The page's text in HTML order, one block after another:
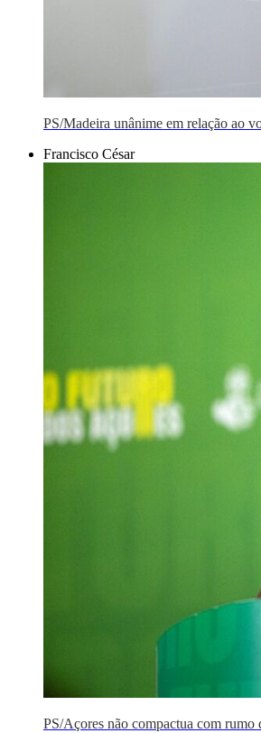
PS/Madeira unânime em relação ao
Francisco César
PS/Açores não compactua com